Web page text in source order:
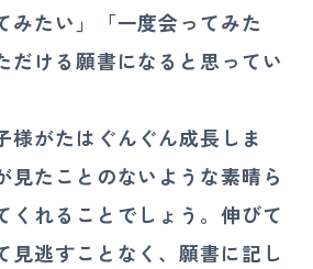
みたい」「一度会ってみた
だける願書になると思ってい
様がたはぐんぐん成長しま
見たことのないような素晴ら
くれることでしょう。伸びて
見逃すことなく、願書に記し